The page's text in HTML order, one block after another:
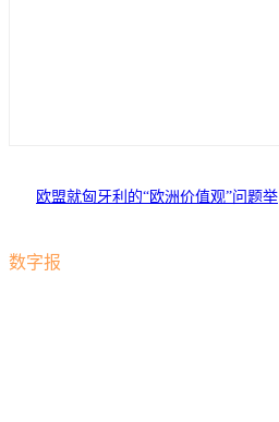
欧盟就匈牙利的“欧洲价值观”问题举
数字报